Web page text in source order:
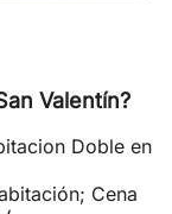
Valentín?
Doble en
Cena